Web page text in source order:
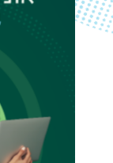
נושא
שנת
מנחה: